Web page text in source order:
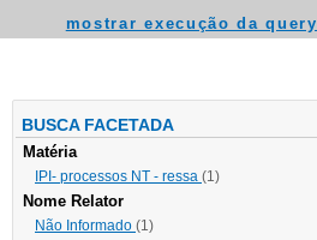
mostrar execução da query
BUSCA FACETADA
Matéria
IPI- processos NT - ressa (1)
Nome Relator
Não Informado (1)